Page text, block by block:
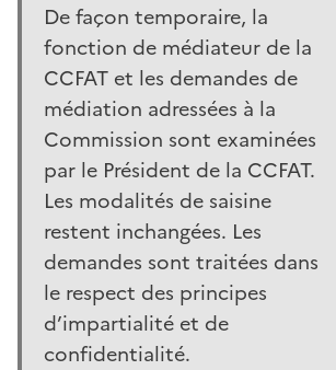
De façon temporaire, la
fonction de médiateur de la
CCFAT et les demandes de
médiation adressées à la
Commission sont examinées
par le Président de la CCFAT.
Les modalités de saisine
restent inchangées. Les
demandes sont traitées dans
le respect des principes
d’impartialité et de
confidentialité.